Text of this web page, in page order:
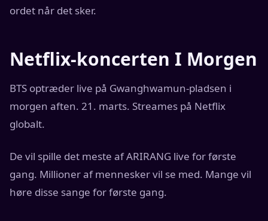
ordet når det sker.
Netflix-koncerten I Morgen
BTS optræder live på Gwanghwamun-pladsen i
morgen aften. 21. marts. Streames på Netflix
globalt.
De vil spille det meste af ARIRANG live for første
gang. Millioner af mennesker vil se med. Mange vil
høre disse sange for første gang.